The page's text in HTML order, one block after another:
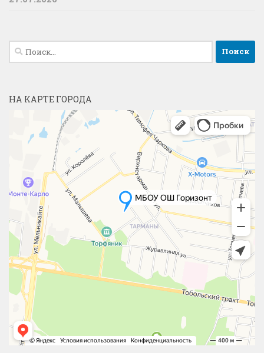
Найти:
НА КАРТЕ ГОРОДА